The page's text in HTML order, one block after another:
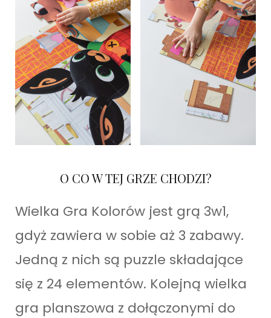
O CO W TEJ GRZE CHODZI?
Wielka Gra Kolorów jest grą 3w1,
gdyż zawiera w sobie aż 3 zabawy.
Jedną z nich są puzzle składające
się z 24 elementów. Kolejną wielka
gra planszowa z dołączonymi do